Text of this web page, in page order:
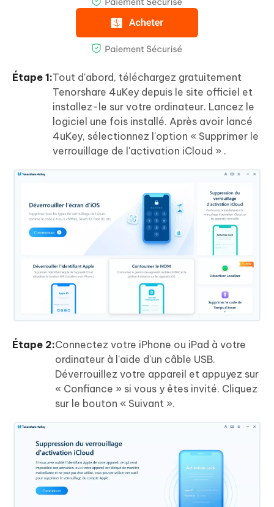
Étape 1:Tout d'abord, téléchargez gratuitement
Tenorshare 4uKey depuis le site officiel et
installez-le sur votre ordinateur. Lancez le
logiciel une fois installé. Après avoir lancé
4uKey, sélectionnez l'option « Supprimer le
verrouillage de l'activation iCloud » .
Étape 2:Connectez votre iPhone ou iPad à votre
ordinateur à l'aide d'un câble USB.
Déverrouillez votre appareil et appuyez sur
« Confiance » si vous y êtes invité. Cliquez
sur le bouton « Suivant ».